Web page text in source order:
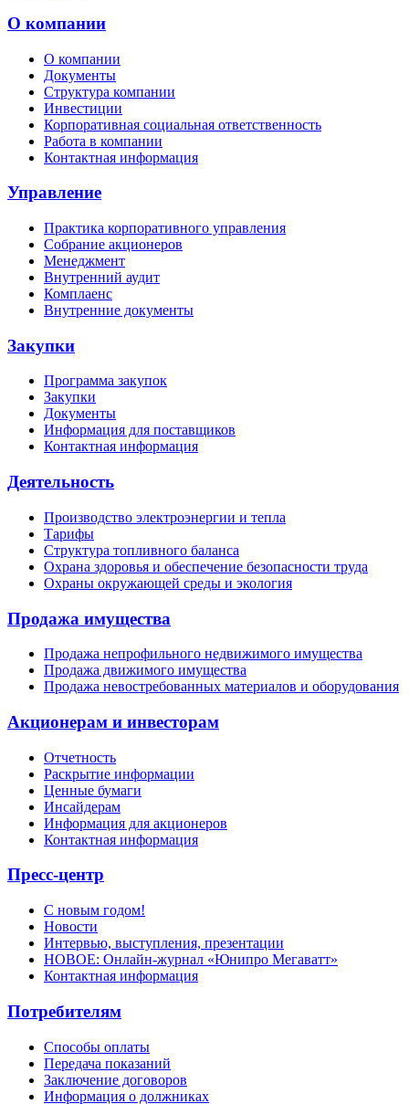
О компании
О компании
Документы
Структура компании
Инвестиции
Корпоративная социальная ответственность
Работа в компании
Контактная информация
Управление
Практика корпоративного управления
Собрание акционеров
Менеджмент
Внутренний аудит
Комплаенс
Внутренние документы
Закупки
Программа закупок
Закупки
Документы
Информация для поставщиков
Контактная информация
Деятельность
Производство электроэнергии и тепла
Тарифы
Структура топливного баланса
Охрана здоровья и обеспечение безопасности труда
Охраны окружающей среды и экология
Продажа имущества
Продажа непрофильного недвижимого имущества
Продажа движимого имущества
Продажа невостребованных материалов и оборудования
Акционерам и инвесторам
Отчетность
Раскрытие информации
Ценные бумаги
Инсайдерам
Информация для акционеров
Контактная информация
Пресс-центр
С новым годом!
Новости
Интервью, выступления, презентации
НОВОЕ: Онлайн-журнал «Юнипро Мегаватт»
Контактная информация
Потребителям
Способы оплаты
Передача показаний
Заключение договоров
Информация о должниках